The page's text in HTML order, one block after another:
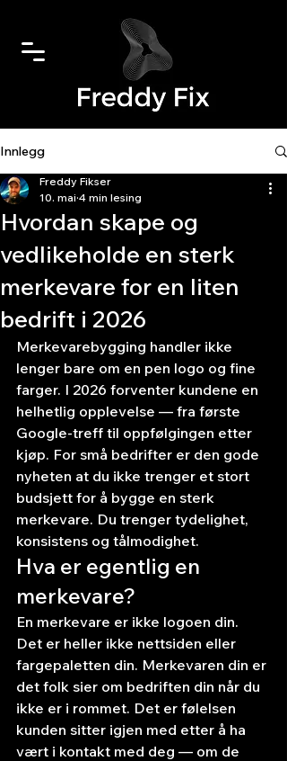
Innlegg
Hvordan skape og
vedlikeholde en sterk
merkevare for en liten
bedrift i 2026
Freddy Fikser
10. mai 4 min lesing
Merkevarebygging handler ikke
lenger bare om en pen logo og fine
farger. I 2026 forventer kundene en
helhetlig opplevelse — fra første
Google-treff til oppfølgingen etter
kjøp. For små bedrifter er den gode
nyheten at du ikke trenger et stort
budsjett for å bygge en sterk
merkevare. Du trenger tydelighet,
konsistens og tålmodighet.
Hva er egentlig en
merkevare?
En merkevare er ikke logoen din.
Det er heller ikke nettsiden eller
fargepaletten din. Merkevaren din er
det folk sier om bedriften din når du
ikke er i rommet. Det er følelsen
kunden sitter igjen med etter å ha
vært i kontakt med deg — om de